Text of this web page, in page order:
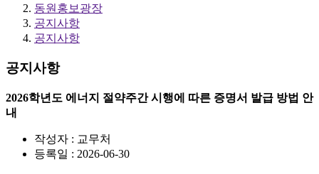
동원홍보광장
공지사항
공지사항
공지사항
2026학년도 에너지 절약주간 시행에 따른 증명서 발급 방법 안
내
작성자 : 교무처
등록일 : 2026-06-30